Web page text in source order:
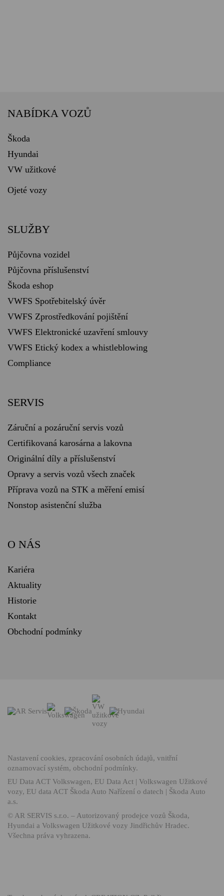
NABÍDKA VOZŮ
Škoda
Hyundai
VW užitkové
Ojeté vozy
SLUŽBY
Půjčovna vozidel
Půjčovna příslušenství
Škoda eshop
VWFS Spotřebitelský úvěr
VWFS Zprostředkování pojištění
VWFS Elektronické uzavření smlouvy
VWFS Etický kodex a whistleblowing
Compliance
SERVIS
Záruční a pozáruční servis vozů
Certifikovaná karosárna a lakovna
Originální díly a příslušenství
Opravy a servis vozů všech značek
Příprava vozů na STK a měření emisí
Nonstop asistenční služba
O NÁS
Kariéra
Aktuality
Historie
Kontakt
Obchodní podmínky
Nastavení cookies, zpracování osobních údajů, vnitřní
oznamovací systém, obchodní podmínky.
EU Data ACT Volkswagen, EU Data Act | Volkswagen Užitkové
vozy, EU data ACT Škoda Auto Nařízení o datech | Škoda Auto
a.s.
© AR SERVIS s.r.o. – Autorizovaný prodejce vozů Škoda,
Hyundai a Volkswagen Užitkové vozy Jindřichův Hradec.
Všechna práva vyhrazena.